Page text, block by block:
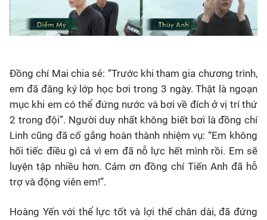
Đồng chí Mai chia sẻ: “Trước khi tham gia chương trình,
em đã đăng ký lớp học bơi trong 3 ngày. Thật là ngoạn
mục khi em có thể đứng nước và bơi về đích ở vị trí thứ
2 trong đội”. Người duy nhất không biết bơi là đồng chí
Linh cũng đã cố gắng hoàn thành nhiệm vụ: “Em không
hối tiếc điều gì cả vì em đã nỗ lực hết mình rồi. Em sẽ
luyện tập nhiều hơn. Cảm ơn đồng chí Tiến Anh đã hỗ
trợ và động viên em!”.
Hoàng Yến với thể lực tốt và lợi thế chân dài, đã đứng